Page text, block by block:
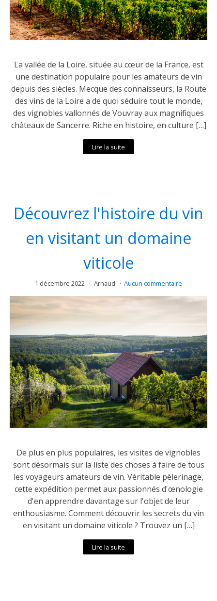
La vallée de la Loire, située au cœur de la France, est
une destination populaire pour les amateurs de vin
depuis des siècles. Mecque des connaisseurs, la Route
des vins de la Loire a de quoi séduire tout le monde,
des vignobles vallonnés de Vouvray aux magnifiques
châteaux de Sancerre. Riche en histoire, en culture […]
Lire la suite
Découvrez l'histoire du vin
en visitant un domaine
viticole
1 décembre 2022 Arnaud Aucun commentaire
De plus en plus populaires, les visites de vignobles
sont désormais sur la liste des choses à faire de tous
les voyageurs amateurs de vin. Véritable pèlerinage,
cette expédition permet aux passionnés d'œnologie
d'en apprendre davantage sur l'objet de leur
enthousiasme. Comment découvrir les secrets du vin
en visitant un domaine viticole ? Trouvez un […]
Lire la suite